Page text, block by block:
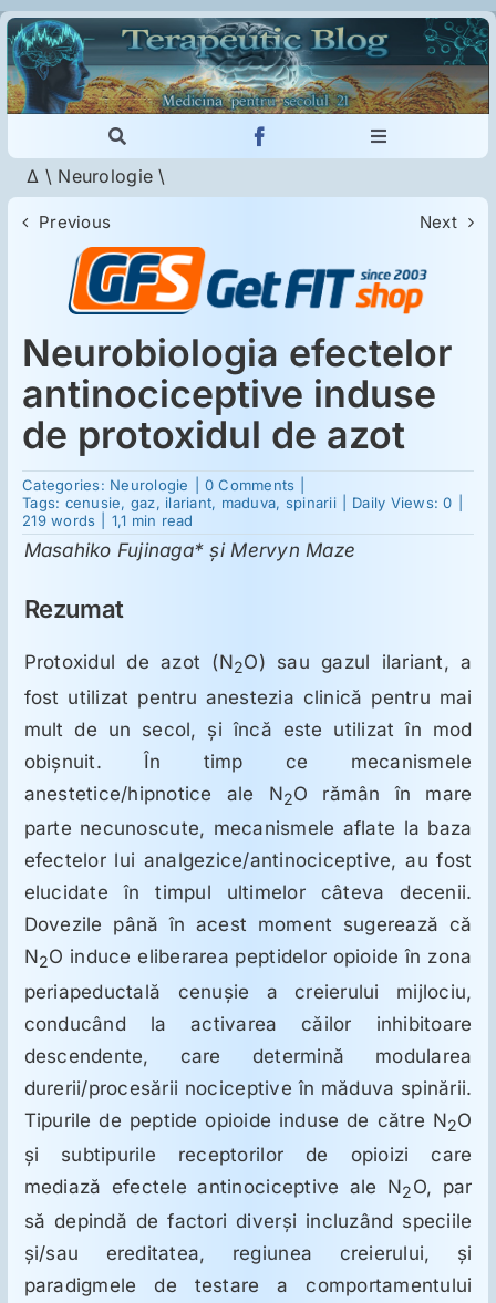
Skip
to
content
Toggle
Navigation
Cautare...
Toggle
Imunologie
Dermatologie
Psihiatrie
Neurologie
Intoleranţa la gluten
Suplimente
Ginecologie
Mesajele lui Reichelt
Dietă
LDN
ORL
Oncologie
Toxicologie
Antipsihiatrie
Psihoterapie
Δ \ Neurologie \
Previous Next
Neurobiologia efectelor
antinociceptive induse
de protoxidul de azot
Categories: Neurologie 0 Comments
Neurobiologia
induse
Tags: cenusie, gaz, ilariant, maduva, spinarii Daily Views: 0
219 words
1,1 min read
Masahiko Fujinaga* şi Mervyn Maze
Rezumat
Protoxidul de azot (N2O) sau gazul ilariant, a
fost utilizat pentru anestezia clinică pentru mai
mult de un secol, şi încă este utilizat în mod
obişnuit. În timp ce mecanismele
anestetice/hipnotice ale N2O rămân în mare
parte necunoscute, mecanismele aflate la baza
efectelor lui analgezice/antinociceptive, au fost
elucidate în timpul ultimelor câteva decenii.
Dovezile până în acest moment sugerează că
N2O induce eliberarea peptidelor opioide în zona
periapeductală cenuşie a creierului mijlociu,
conducând la activarea căilor inhibitoare
descendente, care determină modularea
durerii/procesării nociceptive în măduva spinării.
Tipurile de peptide opioide induse de către N2O
şi subtipurile receptorilor de opioizi care
mediază efectele antinociceptive ale N2O, par
să depindă de factori diverşi incluzând speciile
şi/sau ereditatea, regiunea creierului, şi
paradigmele de testare a comportamentului